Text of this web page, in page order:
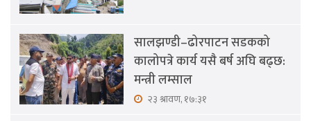
सालझण्डी–ढोरपाटन सडकको
कालोपत्रे कार्य यसै बर्ष अघि बढ्छ:
मन्त्री लम्साल
२३ श्रावण, १७:३१